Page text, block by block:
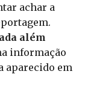
achar a
além
informação
aparecido em